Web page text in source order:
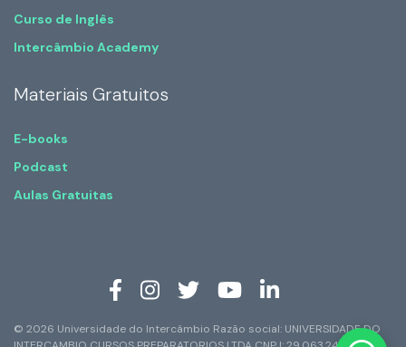
Curso de Inglês
Intercâmbio Academy
Materiais Gratuitos
E-books
Podcast
Aulas Gratuitas
© 2026 Universidade do Intercâmbio Razão social: UNIVERSIDADE DO